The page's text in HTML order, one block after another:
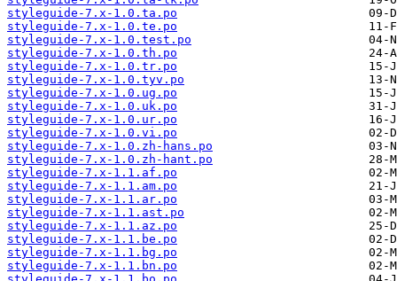
styleguide-7.x-1.0.ta.po
styleguide-7.x-1.0.te.po
styleguide-7.x-1.0.test.po
styleguide-7.x-1.0.th.po
styleguide-7.x-1.0.tr.po
styleguide-7.x-1.0.tyv.po
styleguide-7.x-1.0.ug.po
styleguide-7.x-1.0.uk.po
styleguide-7.x-1.0.ur.po
styleguide-7.x-1.0.vi.po
styleguide-7.x-1.0.zh-hans.po
styleguide-7.x-1.0.zh-hant.po
styleguide-7.x-1.1.af.po
styleguide-7.x-1.1.am.po
styleguide-7.x-1.1.ar.po
styleguide-7.x-1.1.ast.po
styleguide-7.x-1.1.az.po
styleguide-7.x-1.1.be.po
styleguide-7.x-1.1.bg.po
styleguide-7.x-1.1.bn.po